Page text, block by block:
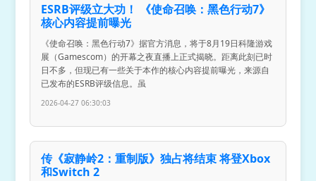
ESRB评级立大功！ 《使命召唤：黑色行动7》
核心内容提前曝光
《使命召唤：黑色行动7》据官方消息，将于8月19日科隆游戏
展（Gamescom）的开幕之夜直播上正式揭晓。距离此刻已时
日不多，但现已有一些关于本作的核心内容提前曝光，来源自
已发布的ESRB评级信息。虽
2026-04-27 06:30:03
传《寂静岭2：重制版》独占将结束 将登Xbox
和Switch 2